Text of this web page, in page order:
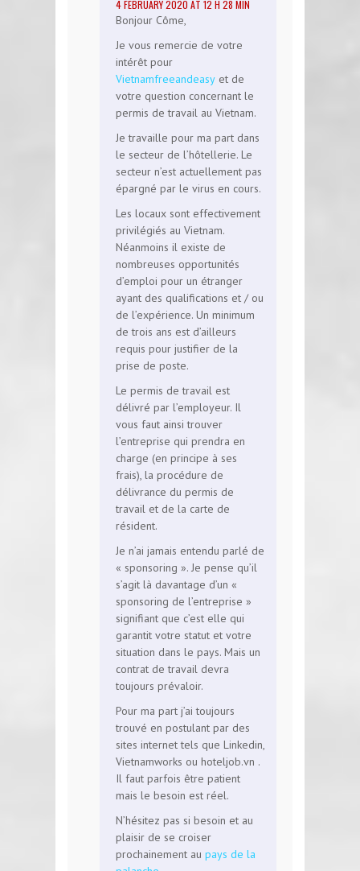
4 FEBRUARY 2020 AT 12 H 28 MIN
Bonjour Côme,
Je vous remercie de votre
intérêt pour
Vietnamfreeandeasy et de
votre question concernant le
permis de travail au Vietnam.
Je travaille pour ma part dans
le secteur de l’hôtellerie. Le
secteur n’est actuellement pas
épargné par le virus en cours.
Les locaux sont effectivement
privilégiés au Vietnam.
Néanmoins il existe de
nombreuses opportunités
d’emploi pour un étranger
ayant des qualifications et / ou
de l’expérience. Un minimum
de trois ans est d’ailleurs
requis pour justifier de la
prise de poste.
Le permis de travail est
délivré par l’employeur. Il
vous faut ainsi trouver
l’entreprise qui prendra en
charge (en principe à ses
frais), la procédure de
délivrance du permis de
travail et de la carte de
résident.
Je n’ai jamais entendu parlé de
« sponsoring ». Je pense qu’il
s’agit là davantage d’un «
sponsoring de l’entreprise »
signifiant que c’est elle qui
garantit votre statut et votre
situation dans le pays. Mais un
contrat de travail devra
toujours prévaloir.
Pour ma part j’ai toujours
trouvé en postulant par des
sites internet tels que Linkedin,
Vietnamworks ou hoteljob.vn .
Il faut parfois être patient
mais le besoin est réel.
N’hésitez pas si besoin et au
plaisir de se croiser
prochainement au pays de la